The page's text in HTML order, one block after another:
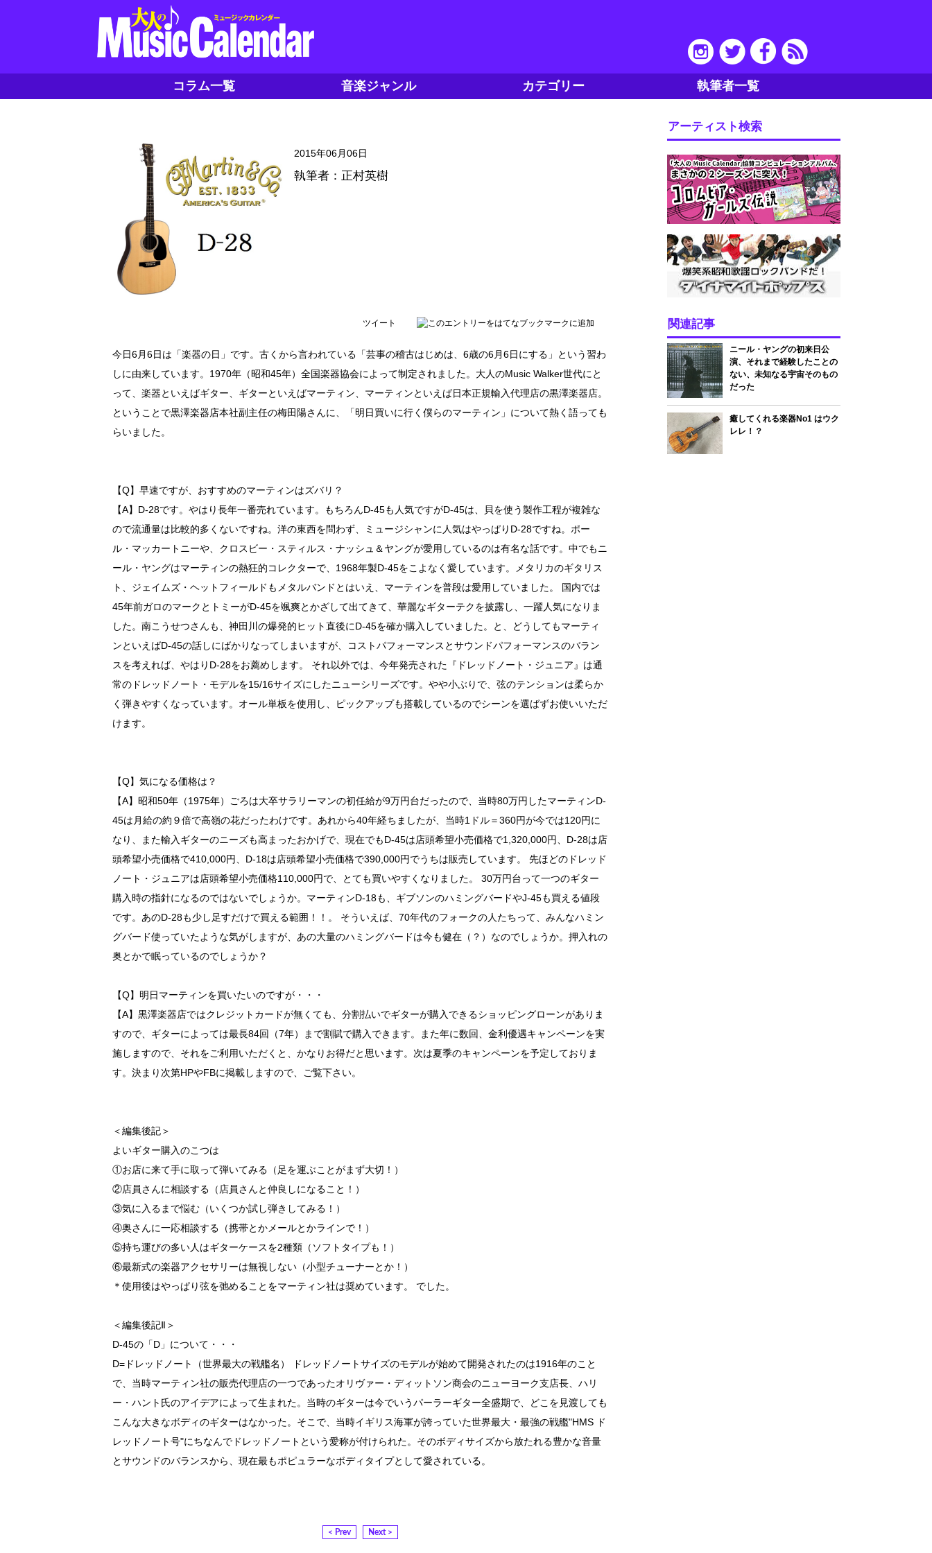
コラム一覧 音楽ジャンル カテゴリー 執筆者一覧
2015年06月06日
執筆者：正村英樹
ツイート
今日6月6日は「楽器の日」です。古くから言われている「芸事の稽古はじめは、6歳の6月6日にする」という習わ
しに由来しています。1970年（昭和45年）全国楽器協会によって制定されました。大人のMusic Walker世代にと
って、楽器といえばギター、ギターといえばマーティン、マーティンといえば日本正規輸入代理店の黒澤楽器店。
ということで黒澤楽器店本社副主任の梅田陽さんに、「明日買いに行く僕らのマーティン」について熱く語っても
らいました。
【Q】早速ですが、おすすめのマーティンはズバリ？
【A】D-28です。やはり長年一番売れています。もちろんD-45も人気ですがD-45は、貝を使う製作工程が複雑な
ので流通量は比較的多くないですね。洋の東西を問わず、ミュージシャンに人気はやっぱりD-28ですね。ポー
ル・マッカートニーや、クロスビー・スティルス・ナッシュ＆ヤングが愛用しているのは有名な話です。中でもニ
ール・ヤングはマーティンの熱狂的コレクターで、1968年製D-45をこよなく愛しています。メタリカのギタリス
ト、ジェイムズ・ヘットフィールドもメタルバンドとはいえ、マーティンを普段は愛用していました。 国内では
45年前ガロのマークとトミーがD-45を颯爽とかざして出てきて、華麗なギターテクを披露し、一躍人気になりま
した。南こうせつさんも、神田川の爆発的ヒット直後にD-45を確か購入していました。と、どうしてもマーティ
ンといえばD-45の話しにばかりなってしまいますが、コストパフォーマンスとサウンドパフォーマンスのバラン
スを考えれば、やはりD-28をお薦めします。 それ以外では、今年発売された『ドレッドノート・ジュニア』は通
常のドレッドノート・モデルを15/16サイズにしたニューシリーズです。やや小ぶりで、弦のテンションは柔らか
く弾きやすくなっています。オール単板を使用し、ピックアップも搭載しているのでシーンを選ばずお使いいただ
けます。
【Q】気になる価格は？
【A】昭和50年（1975年）ごろは大卒サラリーマンの初任給が9万円台だったので、当時80万円したマーティンD-
45は月給の約９倍で高嶺の花だったわけです。あれから40年経ちましたが、当時1ドル＝360円が今では120円に
なり、また輸入ギターのニーズも高まったおかげで、現在でもD-45は店頭希望小売価格で1,320,000円、D-28は店
頭希望小売価格で410,000円、D-18は店頭希望小売価格で390,000円でうちは販売しています。 先ほどのドレッド
ノート・ジュニアは店頭希望小売価格110,000円で、とても買いやすくなりました。 30万円台って一つのギター
購入時の指針になるのではないでしょうか。マーティンD-18も、ギブソンのハミングバードやJ-45も買える値段
です。あのD-28も少し足すだけで買える範囲！！。 そういえば、70年代のフォークの人たちって、みんなハミン
グバード使っていたような気がしますが、あの大量のハミングバードは今も健在（？）なのでしょうか。押入れの
奥とかで眠っているのでしょうか？
【Q】明日マーティンを買いたいのですが・・・
【A】黒澤楽器店ではクレジットカードが無くても、分割払いでギターが購入できるショッピングローンがありま
すので、ギターによっては最長84回（7年）まで割賦で購入できます。また年に数回、金利優遇キャンペーンを実
施しますので、それをご利用いただくと、かなりお得だと思います。次は夏季のキャンペーンを予定しておりま
す。決まり次第HPやFBに掲載しますので、ご覧下さい。
＜編集後記＞
よいギター購入のこつは
①お店に来て手に取って弾いてみる（足を運ぶことがまず大切！）
②店員さんに相談する（店員さんと仲良しになること！）
③気に入るまで悩む（いくつか試し弾きしてみる！）
④奥さんに一応相談する（携帯とかメールとかラインで！）
⑤持ち運びの多い人はギターケースを2種類（ソフトタイプも！）
⑥最新式の楽器アクセサリーは無視しない（小型チューナーとか！）
＊使用後はやっぱり弦を弛めることをマーティン社は奨めています。 でした。
＜編集後記Ⅱ＞
D-45の「D」について・・・
D=ドレッドノート（世界最大の戦艦名） ドレッドノートサイズのモデルが始めて開発されたのは1916年のこと
で、当時マーティン社の販売代理店の一つであったオリヴァー・ディットソン商会のニューヨーク支店長、ハリ
ー・ハント氏のアイデアによって生まれた。当時のギターは今でいうパーラーギター全盛期で、どこを見渡しても
こんな大きなボディのギターはなかった。そこで、当時イギリス海軍が誇っていた世界最大・最強の戦艦"HMS ド
レッドノート号"にちなんでドレッドノートという愛称が付けられた。そのボディサイズから放たれる豊かな音量
とサウンドのバランスから、現在最もポピュラーなボディタイプとして愛されている。
< Prev Next >
アーティスト検索
関連記事
ニール・ヤングの初来日公
演、それまで経験したことの
ない、未知なる宇宙そのもの
だった
癒してくれる楽器No1 はウク
レレ！？